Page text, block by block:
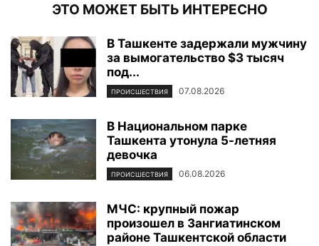
ЭТО МОЖЕТ БЫТЬ ИНТЕРЕСНО
В Ташкенте задержали мужчину
за вымогательство $3 тысяч
под...
ПРОИСШЕСТВИЯ 07.08.2026
В Национальном парке
Ташкента утонула 5-летняя
девочка
ПРОИСШЕСТВИЯ 06.08.2026
МЧС: крупный пожар
произошел в Зангиатинском
районе Ташкентской области